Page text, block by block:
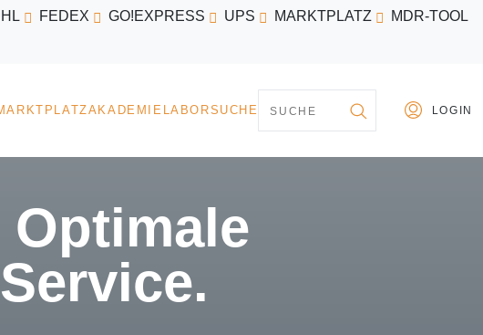
FEDEX GO!EXPRESS UPS MARKTPLATZ MDR-TOOL
Optimale